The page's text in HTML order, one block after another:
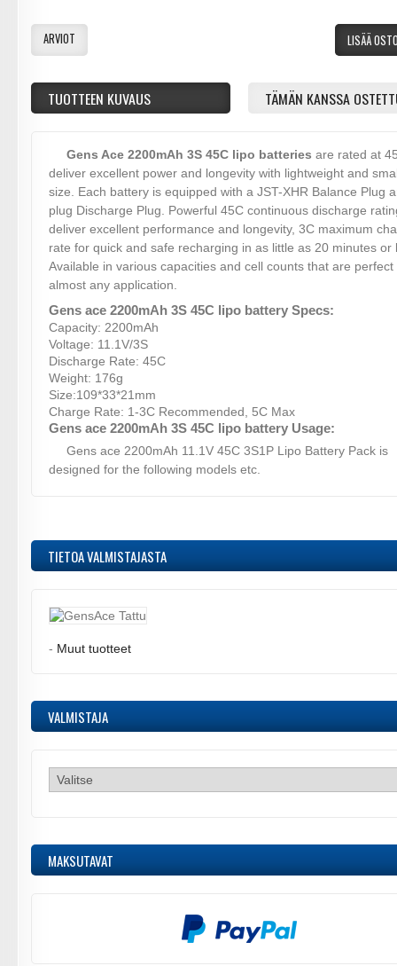
LISÄÄ
ARVIOT
TUOTTEEN KUVAUS TÄMÄN KANSSA
Gens Ace 2200mAh 3S 45C lipo batteries are rated at
deliver excellent power and longevity with lightweight and
size. Each battery is equipped with a JST-XHR Balance Plug
plug Discharge Plug. Powerful 45C continuous discharge
deliver excellent performance and longevity, 3C maximum
rate for quick and safe recharging in as little as 20 minutes or
Available in various capacities and cell counts that are perfect
almost any application.
Gens ace 2200mAh 3S 45C lipo battery Specs:
Capacity: 2200mAh
Voltage: 11.1V/3S
Discharge Rate: 45C
Weight: 176g
Size:109*33*21mm
Charge Rate: 1-3C Recommended, 5C Max
Gens ace 2200mAh 3S 45C lipo battery Usage:
Gens ace 2200mAh 11.1V 45C 3S1P Lipo Battery Pack is
designed for the following models etc.
TIETOA VALMISTAJASTA
- Muut tuotteet
VALMISTAJA
MAKSUTAVAT